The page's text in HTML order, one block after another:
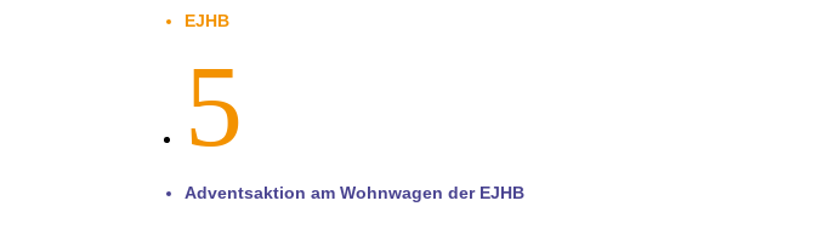
EJHB
5
Adventsaktion am Wohnwagen der EJHB